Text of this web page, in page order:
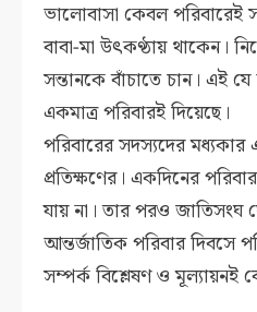
ভালোবাসা কেবল পরিবারেই
বাবা-মা উৎকণ্ঠায় থাকেন।
সন্তানকে বাঁচাতে চান। এই
একমাত্র পরিবারই দিয়েছে।
পরিবারের সদস্যদের মধ্যকার
প্রতিক্ষণের। একদিনের
যায় না। তার পরও
আন্তর্জাতিক পরিবার দিবসে
সম্পর্ক বিশ্লেষণ ও মূল্যায়নই